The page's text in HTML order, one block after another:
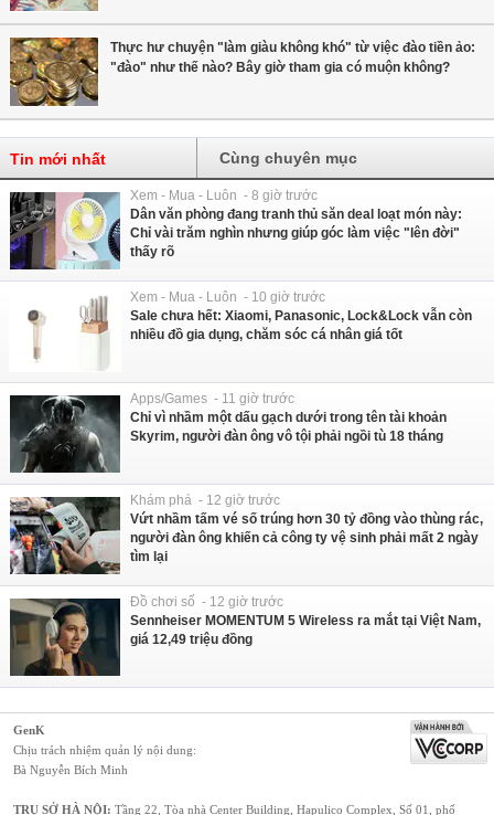
Thực hư chuyện "làm giàu không khó" từ việc đào tiền ảo:
"đào" như thế nào? Bây giờ tham gia có muộn không?
Tin mới nhất Cùng chuyên mục
Xem - Mua - Luôn - 8 giờ trước
Dân văn phòng đang tranh thủ săn deal loạt món này:
Chỉ vài trăm nghìn nhưng giúp góc làm việc "lên đời"
thấy rõ
Xem - Mua - Luôn - 10 giờ trước
Sale chưa hết: Xiaomi, Panasonic, Lock&Lock vẫn còn
nhiều đồ gia dụng, chăm sóc cá nhân giá tốt
Apps/Games - 11 giờ trước
Chỉ vì nhầm một dấu gạch dưới trong tên tài khoản
Skyrim, người đàn ông vô tội phải ngồi tù 18 tháng
Khám phá - 12 giờ trước
Vứt nhầm tấm vé số trúng hơn 30 tỷ đồng vào thùng rác,
người đàn ông khiến cả công ty vệ sinh phải mất 2 ngày
tìm lại
Đồ chơi số - 12 giờ trước
Sennheiser MOMENTUM 5 Wireless ra mắt tại Việt Nam,
giá 12,49 triệu đồng
GenK
Chịu trách nhiệm quản lý nội dung:
Bà Nguyễn Bích Minh
TRỤ SỞ HÀ NỘI: Tầng 22, Tòa nhà Center Building, Hapulico Complex, Số 01, phố